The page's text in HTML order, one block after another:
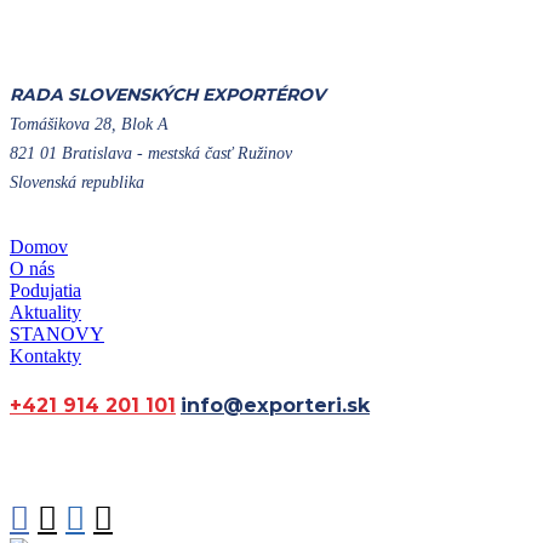
RADA SLOVENSKÝCH EXPORTÉROV
Tomášikova 28, Blok A
821 01 Bratislava - mestská časť Ružinov
Slovenská republika
Domov
O nás
Podujatia
Aktuality
STANOVY
Kontakty
+421 914 201 101 info@exporteri.sk